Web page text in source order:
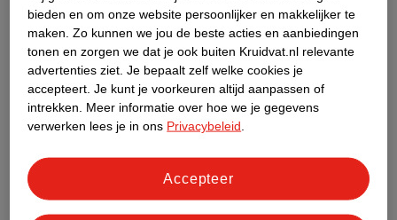
Stel je gezondheidsvraag
Ook in deze winkel
Kruidvat.nl ophaalpunt
Laat je bestelling snel en gemakkelijk bezorgen in de
bieden en om onze website persoonlijker en makkelijker te
maken. Zo kunnen we jou de beste acties en aanbiedingen
tonen en zorgen we dat je ook buiten Kruidvat.nl relevante
advertenties ziet. Je bepaalt zelf welke cookies je
accepteert. Je kunt je voorkeuren altijd aanpassen of
intrekken.
Meer informatie over hoe we je gegevens
verwerken lees je in ons Privacybeleid
Accepteer